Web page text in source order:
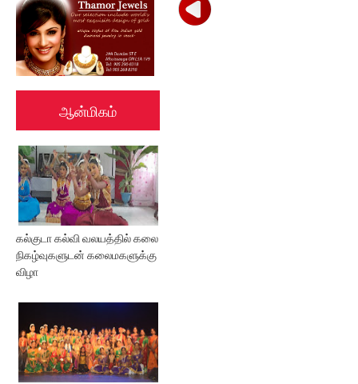
ஆன்மிகம்
கல்குடா கல்வி வலயத்தில் கலை
நிகழ்வுகளுடன் கலைமகளுக்கு
விழா